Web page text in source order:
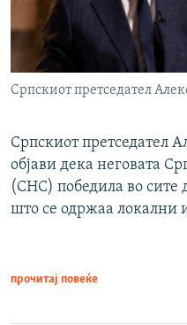
Српскиот претседател
Српскиот претседател
објави дека неговата
(СНС) победила во сите
што се одржаа локални
прочитај повеќе